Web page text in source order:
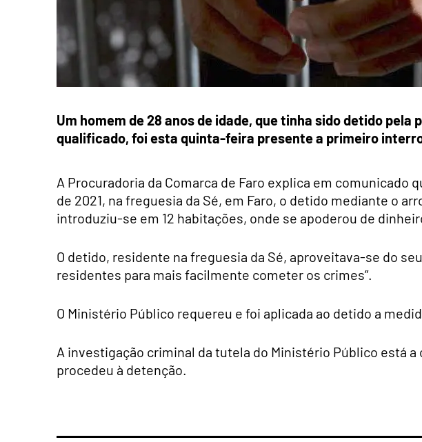
Um homem de 28 anos de idade, que tinha sido detido
qualificado, foi esta quinta-feira presente a primeiro
A Procuradoria da Comarca de Faro explica em comunicado
de 2021, na freguesia da Sé, em Faro, o detido mediante o
introduziu-se em 12 habitações, onde se apoderou de
O detido, residente na freguesia da Sé, aproveitava-se do
residentes para mais facilmente cometer os crimes”.
O Ministério Público requereu e foi aplicada ao detido a
A investigação criminal da tutela do Ministério Público está a
procedeu à detenção.